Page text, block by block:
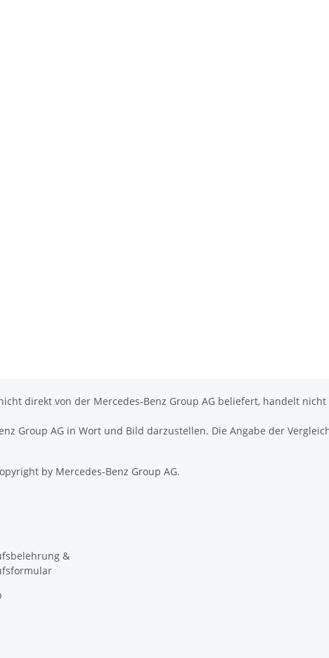
direkt von der Mercedes-Benz Group AG beliefert, handelt
Group AG in Wort und Bild darzustellen. Die Angabe der
by Mercedes-Benz Group AG.
&